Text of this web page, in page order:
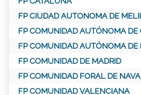
FP CIUDAD AUTONOMA DE
FP COMUNIDAD AUTÓNOMA DE
FP COMUNIDAD AUTÓNOMA DE
FP COMUNIDAD DE MADRID
FP COMUNIDAD FORAL DE
FP COMUNIDAD VALENCIANA